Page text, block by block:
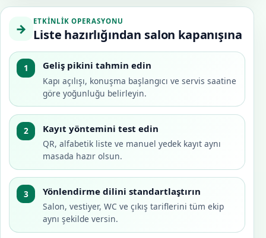
→ ETKINLIK OPERASYONU
Liste hazırlığından salon kapanışına
1 Geliş pikini tahmin edin
Kapı açılışı, konuşma başlangıcı ve servis saatine
göre yoğunluğu belirleyin.
2 Kayıt yöntemini test edin
QR, alfabetik liste ve manuel yedek kayıt aynı
masada hazır olsun.
3 Yönlendirme dilini standartlaştırın
Salon, vestiyer, WC ve çıkış tariflerini tüm ekip
aynı şekilde versin.